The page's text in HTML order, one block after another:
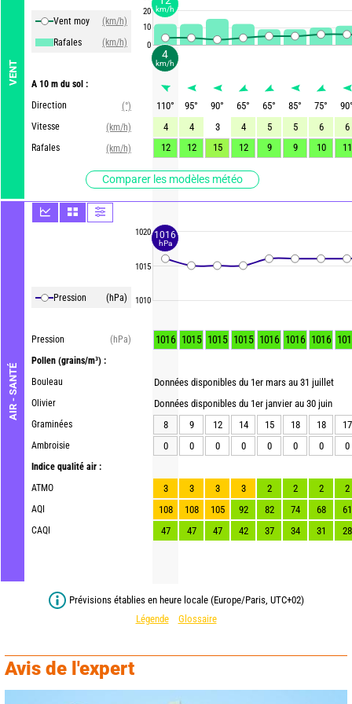
VENT
Vent moy
(km/h)
Rafales
(km/h)
A 10 m du sol :
Direction
(°)
Vitesse
(km/h)
Rafales
(km/h)
Comparer les modèles météo
AIR - SANTÉ
Pression (hPa)
Pression
(hPa)
Pollen (grains/m³) :
Bouleau
Olivier
Graminées
Ambroisie
Indice qualité air :
ATMO
AQI
CAQI
20
10
0
1020
1015
1010
110° 95° 90° 65° 65° 85° 75° 90
4
4 3 4 5 5 6
6
12
12 15 12 9 9 10 11
1016 1015 1015 1015 1016 1016 1016
Données disponibles du 1er mars au 31 juillet
Données disponibles du 1er janvier au 30 juin
8
9 12 14 15 18 18
17
0
0 0 0 0 0 0 0
3 3 3 3 2 2 2
2
108
108 105 92 82 74 68
61
47
47 47 42 37 34 31 28
Prévisions établies en heure locale (Europe/Paris, UTC+02)
Légende
Glossaire
Avis de l'expert
4
km/h
km/h
1016
hPa